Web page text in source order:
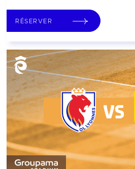
RÉSERVER